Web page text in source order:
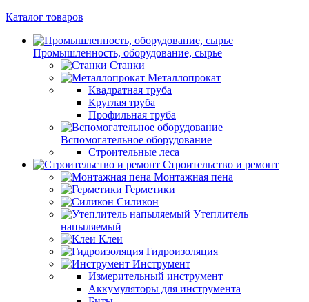
Каталог товаров
Промышленность, оборудование, сырье
Станки
Металлопрокат
Квадратная труба
Круглая труба
Профильная труба
Вспомогательное оборудование
Строительные леса
Строительство и ремонт
Монтажная пена
Герметики
Силикон
Утеплитель
напыляемый
Клеи
Гидроизоляция
Инструмент
Измерительный инструмент
Аккумуляторы для инструмента